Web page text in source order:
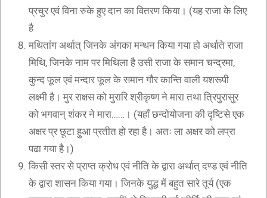
प्रचुर एवं विना रुके हुए दान का वितरण किया। (यह राजा के लिए
है
मथितांग अर्थात् जिनके अंगका मन्थन किया गया हो अर्थाते राजा
मिथि, जिनके नाम पर मिथिला है उसी राजा के समान चन्द्रमा,
कुन्द फूल एवं मन्दार फूल के समान गौर कान्ति वाली यशरूपी
लक्ष्मी है। मुर राक्षस को मुरारि श्रीकृष्ण ने मारा तथा त्रिपुरासुर
को भगवान् शंकर ने मारा……। (यहाँ छन्दोयोजना की दृष्टिसे एक
अक्षर प्र छूटा हुआ प्रतीत हो रहा है। अतः ला अक्षर को लप्रा
पढा गया है।)
किसी स्तर से प्राप्त क्रोध एवं नीति के द्वारा अर्थात् दण्ड एवं नीति
के द्वारा शासन किया गया। जिनके युद्ध में बहुत सारे तूर्य (एक